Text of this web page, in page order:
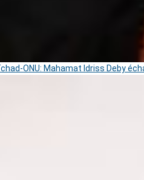
ONU: Mahamat Idriss Deby